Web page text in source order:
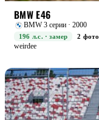
BMW E46
BMW 3 серии · 2000
196 л.с. · замер
2 фото
weirdee